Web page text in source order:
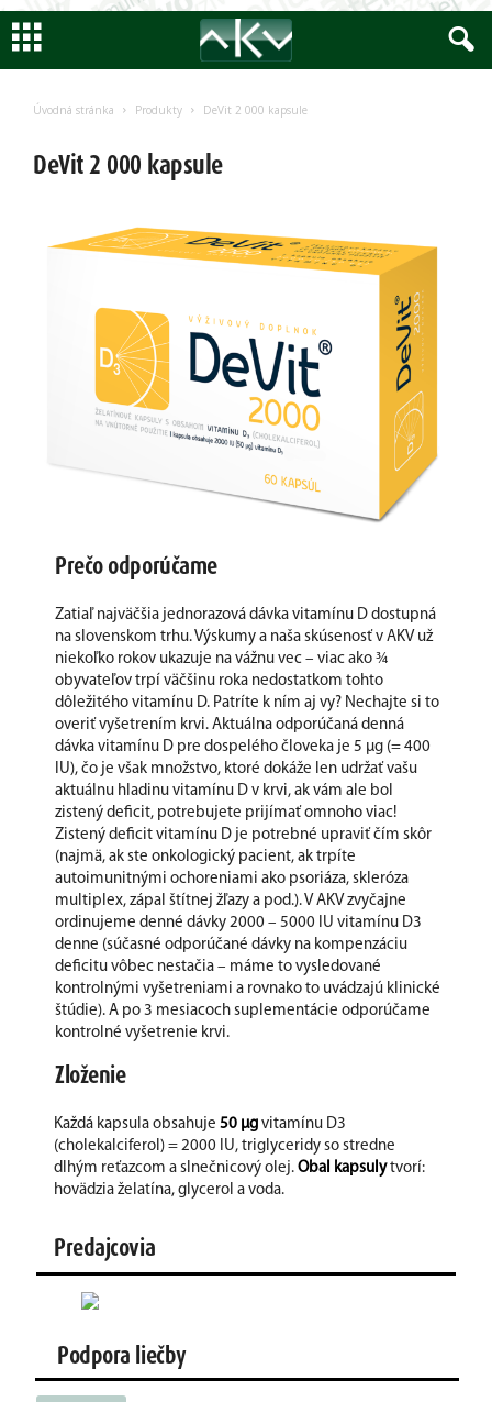
Encyklopedia
AKV
Úvodná stránka Produkty DeVit 2 000 kapsule
DeVit 2 000 kapsule
Prečo odporúčame
Zatiaľ najväčšia jednorazová dávka vitamínu D dostupná
na slovenskom trhu. Výskumy a naša skúsenosť v AKV už
niekoľko rokov ukazuje na vážnu vec – viac ako ¾
obyvateľov trpí väčšinu roka nedostatkom tohto
dôležitého vitamínu D. Patríte k ním aj vy? Nechajte si to
overiť vyšetrením krvi. Aktuálna odporúčaná denná
dávka vitamínu D pre dospelého človeka je 5 μg (= 400
IU), čo je však množstvo, ktoré dokáže len udržať vašu
aktuálnu hladinu vitamínu D v krvi, ak vám ale bol
zistený deficit, potrebujete prijímať omnoho viac!
Zistený deficit vitamínu D je potrebné upraviť čím skôr
(najmä, ak ste onkologický pacient, ak trpíte
autoimunitnými ochoreniami ako psoriáza, skleróza
multiplex, zápal štítnej žľazy a pod.). V AKV zvyčajne
ordinujeme denné dávky 2000 – 5000 IU vitamínu D3
denne (súčasné odporúčané dávky na kompenzáciu
deficitu vôbec nestačia – máme to vysledované
kontrolnými vyšetreniami a rovnako to uvádzajú klinické
štúdie). A po 3 mesiacoch suplementácie odporúčame
kontrolné vyšetrenie krvi.
Zloženie
Každá kapsula obsahuje 50 μg vitamínu D3
(cholekalciferol) = 2000 IU, triglyceridy so stredne
dlhým reťazcom a slnečnicový olej. Obal kapsulytvorí:
hovädzia želatína, glycerol a voda.
Predajcovia
Podpora liečby